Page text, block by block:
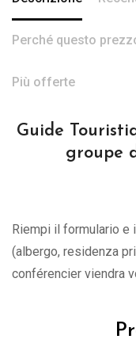
Perché questo
Più offerte
Guide
groupe
Riempi il formulario e
(albergo, residenza
conférencier viendra